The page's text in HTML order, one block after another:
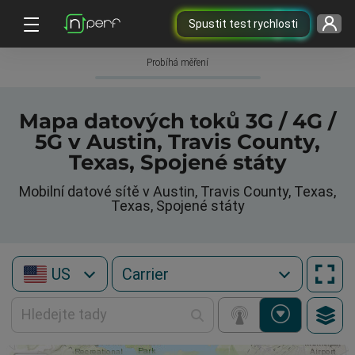
Spustit test rychlosti
Probíhá měření
Mapa datových toků 3G / 4G /
5G v Austin, Travis County,
Texas, Spojené státy
Mobilní datové sítě v Austin, Travis County, Texas,
Texas, Spojené státy
US